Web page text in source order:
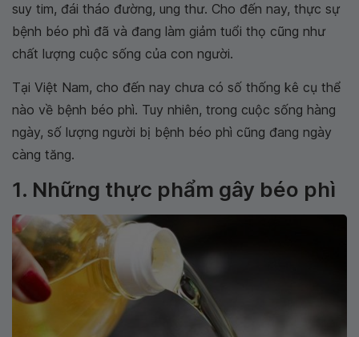
suy tim, đái tháo đường, ung thư. Cho đến nay, thực sự
bệnh béo phì đã và đang làm giảm tuổi thọ cũng như
chất lượng cuộc sống của con người.
Tại Việt Nam, cho đến nay chưa có số thống kê cụ thể
nào về bệnh béo phì. Tuy nhiên, trong cuộc sống hàng
ngày, số lượng người bị bệnh béo phì cũng đang ngày
càng tăng.
1. Những thực phẩm gây béo phì